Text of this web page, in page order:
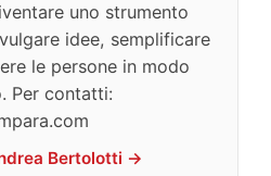
uno strumento
idee, semplificare
le persone in modo
Per contatti:
Bertolotti →